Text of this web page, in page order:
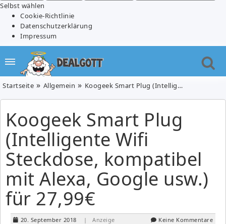
Selbst wählen
Cookie-Richtlinie
Datenschutzerklärung
Impressum
Startseite Allgemein Koogeek Smart Plug (Intelligente Wifi Steckdose, kompatibel mit Alexa, Google usw.) für 27,99€
Koogeek Smart Plug
(Intelligente Wifi
Steckdose, kompatibel
mit Alexa, Google usw.)
für 27,99€
20. September 2018 | Anzeige Keine Kommentare